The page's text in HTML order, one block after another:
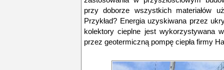
przy doborze wszystkich materiałów
Przykład? Energia uzyskiwana przez
kolektory cieplne jest wykorzystywana
przez geotermiczną pompę ciepła firmy